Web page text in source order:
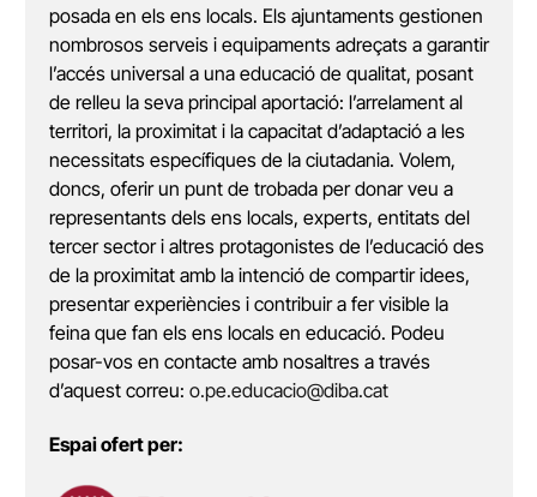
posada en els ens locals. Els ajuntaments gestionen
nombrosos serveis i equipaments adreçats a garantir
l’accés universal a una educació de qualitat, posant
de relleu la seva principal aportació: l’arrelament al
territori, la proximitat i la capacitat d’adaptació a les
necessitats específiques de la ciutadania. Volem,
doncs, oferir un punt de trobada per donar veu a
representants dels ens locals, experts, entitats del
tercer sector i altres protagonistes de l’educació des
de la proximitat amb la intenció de compartir idees,
presentar experiències i contribuir a fer visible la
feina que fan els ens locals en educació. Podeu
posar-vos en contacte amb nosaltres a través
d’aquest correu: o.pe.educacio@diba.cat
Espai ofert per: